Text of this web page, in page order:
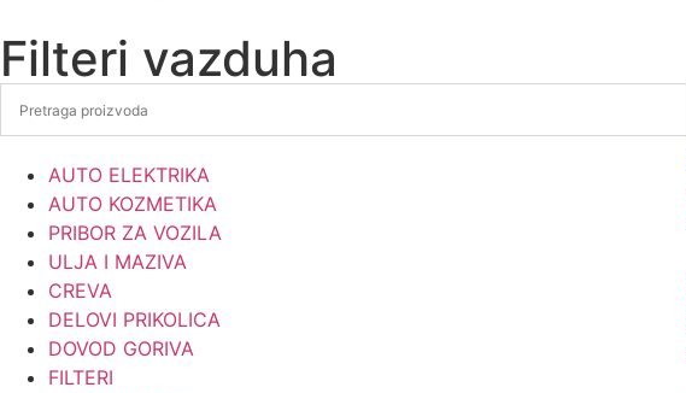
Filteri vazduha
AUTO ELEKTRIKA
AUTO KOZMETIKA
PRIBOR ZA VOZILA
ULJA I MAZIVA
CREVA
DELOVI PRIKOLICA
DOVOD GORIVA
FILTERI